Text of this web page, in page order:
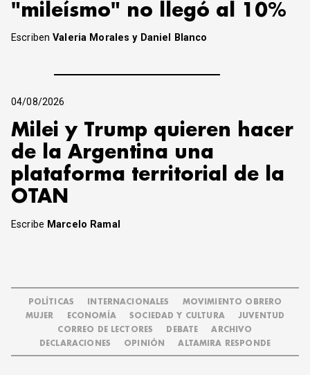
"mileísmo" no llegó al 10%
EscribenValeria Morales y Daniel Blanco
04/08/2026
Milei y Trump quieren hacer
de la Argentina una
plataforma territorial de la
OTAN
Escribe Marcelo Ramal
POLÍTICAS INTERNACIONALES
MOVIMIENTO OBRERO
MUJER
ECONOMÍA SOCIEDAD Y CULTURA
JUVENTUD
CORREO DE LECTORES
DEBATE
ARCHIVO
DECLARACIONES
OPINIÓN ALTAMIRA RESPONDE